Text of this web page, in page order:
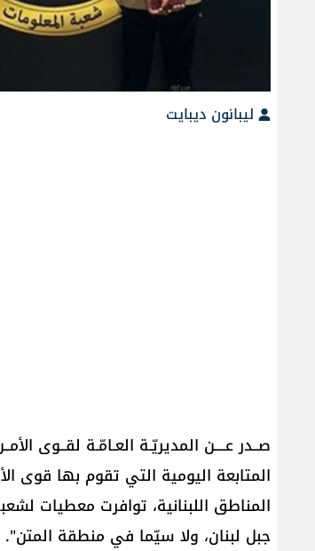
ليبانون ديبايت
صــدر عــــن المديريّـة العـامّـة لقــوى
المتابعة اليومية التي تقوم بها قوى
المناطق اللبنانية، توافرت معطيات
جبل لبنان، ولا سيّما في منطقة المتن".